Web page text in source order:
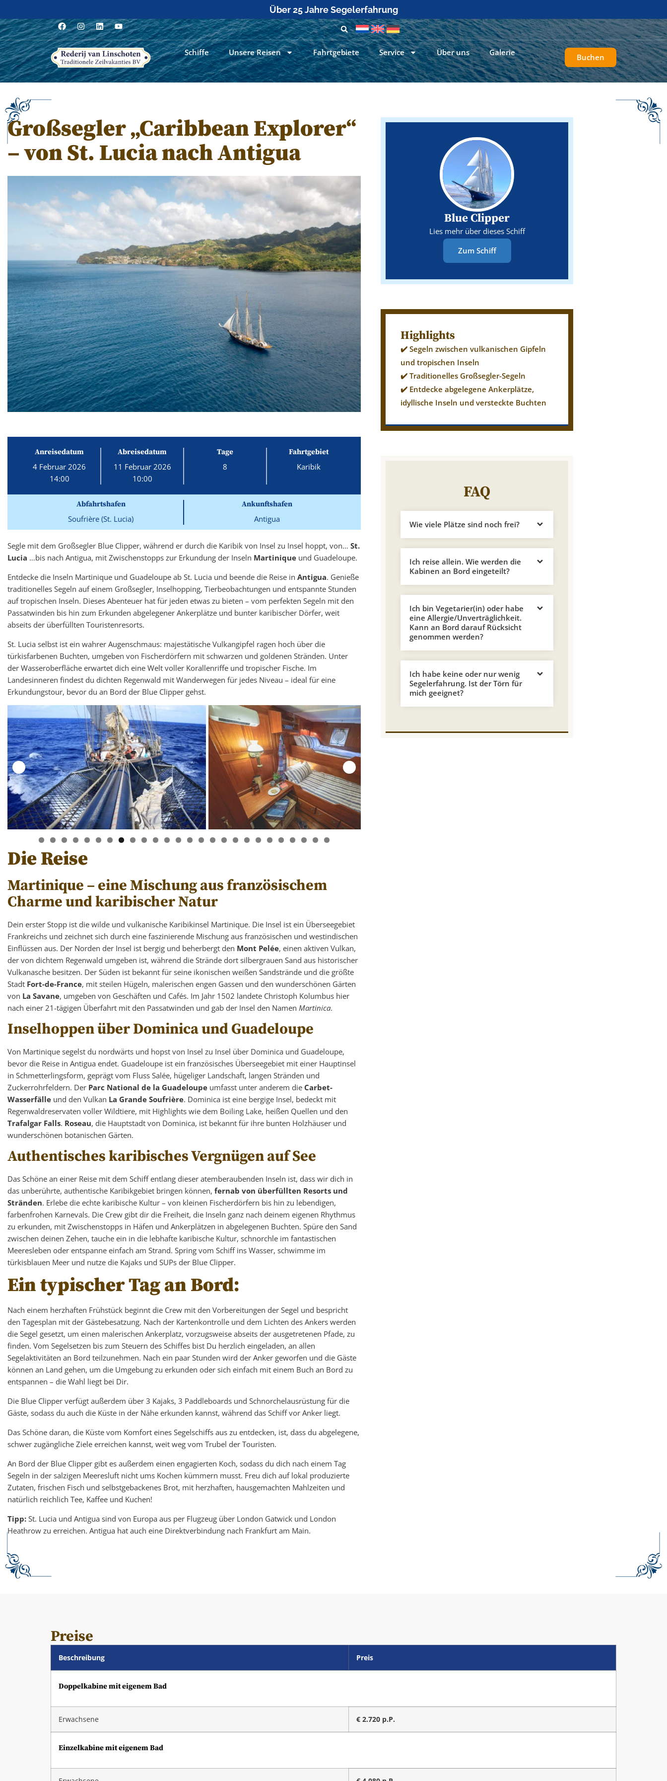
Über 25 Jahre Segelerfahrung
Schiffe Unsere Reisen Fahrtgebiete Service Über uns Galerie Buchen
Großsegler „Caribbean Explorer“
– von St. Lucia nach Antigua
Anreisedatum
4 Februar 2026
14:00
Abreisedatum
11 Februar 2026
10:00
Tage
8
Fahrtgebiet
Karibik
Abfahrtshafen
Soufrière (St. Lucia)
Ankunftshafen
Antigua
Segle mit dem Großsegler Blue Clipper, während er durch die Karibik von Insel zu Insel hoppt, von… St.
Lucia …bis nach Antigua, mit Zwischenstopps zur Erkundung der Inseln Martinique und Guadeloupe.
Entdecke die Inseln Martinique und Guadeloupe ab St. Lucia und beende die Reise in Antigua. Genieße
traditionelles Segeln auf einem Großsegler, Inselhopping, Tierbeobachtungen und entspannte Stunden
auf tropischen Inseln. Dieses Abenteuer hat für jeden etwas zu bieten – vom perfekten Segeln mit den
Passatwinden bis hin zum Erkunden abgelegener Ankerplätze und bunter karibischer Dörfer, weit
abseits der überfüllten Touristenresorts.
St. Lucia selbst ist ein wahrer Augenschmaus: majestätische Vulkangipfel ragen hoch über die
türkisfarbenen Buchten, umgeben von Fischerdörfern mit schwarzen und goldenen Stränden. Unter
der Wasseroberfläche erwartet dich eine Welt voller Korallenriffe und tropischer Fische. Im
Landesinneren findest du dichten Regenwald mit Wanderwegen für jedes Niveau – ideal für eine
Erkundungstour, bevor du an Bord der Blue Clipper gehst.
Die Reise
Martinique – eine Mischung aus französischem
Charme und karibischer Natur
Dein erster Stopp ist die wilde und vulkanische Karibikinsel Martinique. Die Insel ist ein Überseegebiet
Frankreichs und zeichnet sich durch eine faszinierende Mischung aus französischen und westindischen
Einflüssen aus. Der Norden der Insel ist bergig und beherbergt den Mont Pelée, einen aktiven Vulkan,
der von dichtem Regenwald umgeben ist, während die Strände dort silbergrauen Sand aus historischer
Vulkanasche besitzen. Der Süden ist bekannt für seine ikonischen weißen Sandstrände und die größte
Stadt Fort-de-France, mit steilen Hügeln, malerischen engen Gassen und den wunderschönen Gärten
von La Savane, umgeben von Geschäften und Cafés. Im Jahr 1502 landete Christoph Kolumbus hier
nach einer 21-tägigen Überfahrt mit den Passatwinden und gab der Insel den Namen Martinica.
Inselhoppen über Dominica und Guadeloupe
Von Martinique segelst du nordwärts und hopst von Insel zu Insel über Dominica und Guadeloupe,
bevor die Reise in Antigua endet. Guadeloupe ist ein französisches Überseegebiet mit einer Hauptinsel
in Schmetterlingsform, geprägt vom Fluss Salée, hügeliger Landschaft, langen Stränden und
Zuckerrohrfeldern. Der Parc National de la Guadeloupe umfasst unter anderem die Carbet-
Wasserfälle und den Vulkan La Grande Soufrière. Dominica ist eine bergige Insel, bedeckt mit
Regenwaldreservaten voller Wildtiere, mit Highlights wie dem Boiling Lake, heißen Quellen und den
Trafalgar Falls. Roseau, die Hauptstadt von Dominica, ist bekannt für ihre bunten Holzhäuser und
wunderschönen botanischen Gärten.
Authentisches karibisches Vergnügen auf See
Das Schöne an einer Reise mit dem Schiff entlang dieser atemberaubenden Inseln ist, dass wir dich in
das unberührte, authentische Karibikgebiet bringen können, fernab von überfüllten Resorts und
Stränden. Erlebe die echte karibische Kultur – von kleinen Fischerdörfern bis hin zu lebendigen,
farbenfrohen Karnevals. Die Crew gibt dir die Freiheit, die Inseln ganz nach deinem eigenen Rhythmus
zu erkunden, mit Zwischenstopps in Häfen und Ankerplätzen in abgelegenen Buchten. Spüre den Sand
zwischen deinen Zehen, tauche ein in die lebhafte karibische Kultur, schnorchle im fantastischen
Meeresleben oder entspanne einfach am Strand. Spring vom Schiff ins Wasser, schwimme im
türkisblauen Meer und nutze die Kajaks und SUPs der Blue Clipper.
Ein typischer Tag an Bord:
Nach einem herzhaften Frühstück beginnt die Crew mit den Vorbereitungen der Segel und bespricht
den Tagesplan mit der Gästebesatzung. Nach der Kartenkontrolle und dem Lichten des Ankers werden
die Segel gesetzt, um einen malerischen Ankerplatz, vorzugsweise abseits der ausgetretenen Pfade, zu
finden. Vom Segelsetzen bis zum Steuern des Schiffes bist Du herzlich eingeladen, an allen
Segelaktivitäten an Bord teilzunehmen. Nach ein paar Stunden wird der Anker geworfen und die Gäste
können an Land gehen, um die Umgebung zu erkunden oder sich einfach mit einem Buch an Bord zu
entspannen – die Wahl liegt bei Dir.
Die Blue Clipper verfügt außerdem über 3 Kajaks, 3 Paddleboards und Schnorchelausrüstung für die
Gäste, sodass du auch die Küste in der Nähe erkunden kannst, während das Schiff vor Anker liegt.
Das Schöne daran, die Küste vom Komfort eines Segelschiffs aus zu entdecken, ist, dass du abgelegene,
schwer zugängliche Ziele erreichen kannst, weit weg vom Trubel der Touristen.
An Bord der Blue Clipper gibt es außerdem einen engagierten Koch, sodass du dich nach einem Tag
Segeln in der salzigen Meeresluft nicht ums Kochen kümmern musst. Freu dich auf lokal produzierte
Zutaten, frischen Fisch und selbstgebackenes Brot, mit herzhaften, hausgemachten Mahlzeiten und
natürlich reichlich Tee, Kaffee und Kuchen!
Tipp: St. Lucia und Antigua sind von Europa aus per Flugzeug über London Gatwick und London
Heathrow zu erreichen. Antigua hat auch eine Direktverbindung nach Frankfurt am Main.
Blue Clipper
Lies mehr über dieses Schiff
Zum Schiff
Highlights
✔️ Segeln zwischen vulkanischen Gipfeln
und tropischen Inseln
✔️ Traditionelles Großsegler-Segeln
✔️ Entdecke abgelegene Ankerplätze,
idyllische Inseln und versteckte Buchten
FAQ
Wie viele Plätze sind noch frei?
Ich reise allein. Wie werden die
Kabinen an Bord eingeteilt?
Ich bin Vegetarier(in) oder habe
eine Allergie/Unverträglichkeit.
Kann an Bord darauf Rücksicht
genommen werden?
Ich habe keine oder nur wenig
Segelerfahrung. Ist der Törn für
mich geeignet?
Preise
Beschreibung Preis
Doppelkabine mit eigenem Bad
Erwachsene € 2.720 p.P.
Einzelkabine mit eigenem Bad